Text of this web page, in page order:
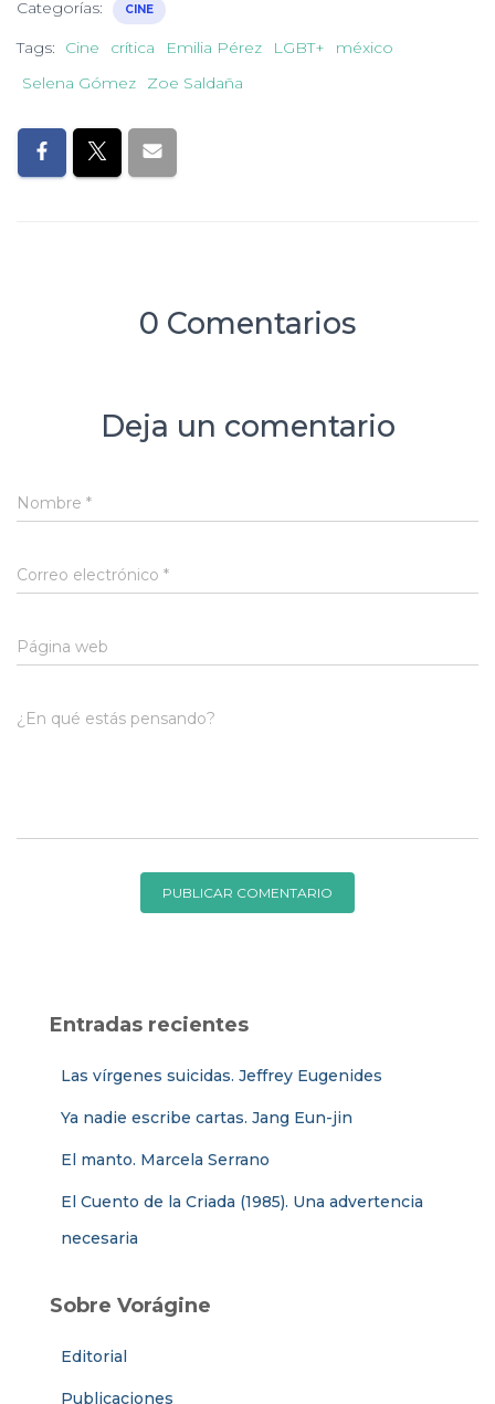
Categorías: CINE
Tags: Cine crítica Emilia Pérez LGBT+
méxico
Selena Gómez
Zoe Saldaña
0 Comentarios
Deja un comentario
Nombre *
Correo electrónico *
Página web
¿En qué estás pensando?
Entradas recientes
Las vírgenes suicidas. Jeffrey Eugenides
Ya nadie escribe cartas. Jang Eun-jin
El manto. Marcela Serrano
El Cuento de la Criada (1985). Una advertencia
necesaria
Sobre Vorágine
Editorial
Publicaciones